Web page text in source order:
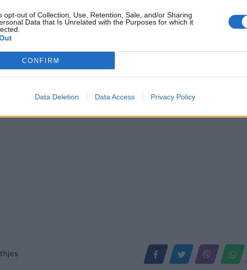
opt-out of Collection, Use, Retention, Sale, and/or Sharing
Data that Is Unrelated with the Purposes for which it
CONFIRM
Data Deletion Data Access Privacy Policy
nga hunda një
thjeshta. Megjithatë, duhet të kërkoni
kujdes mjekësor të menjëhershëm nëse